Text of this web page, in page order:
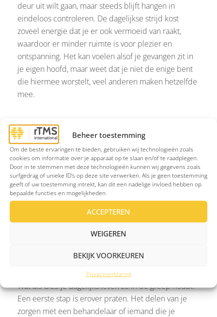
Beheer toestemming
Om de beste ervaringen te bieden, gebruiken wij technologieën zoals
cookies om informatie over je apparaat op te slaan en/of te raadplegen.
Door in te stemmen met deze technologieën kunnen wij gegevens zoals
surfgedrag of unieke ID's op deze site verwerken. Als je geen toestemming
geeft of uw toestemming intrekt, kan dit een nadelige invloed hebben op
bepaalde functies en mogelijkheden.
ACCEPTEREN
WEIGEREN
BEKIJK VOORKEUREN
Privacyverklaring
deur uit wilt gaan, maar steeds blijft hangen in
eindeloos controleren. De dagelijkse strijd kost
zoveel energie dat je er ook vermoeid van raakt,
waardoor er minder ruimte is voor plezier en
ontspanning. Het kan voelen alsof je gevangen zit in
je eigen hoofd, maar weet dat je niet de enige bent
die hiermee worstelt, veel anderen maken hetzelfde
mee.
Je bent niet alleen
Veel mensen metOCSschamen zich voor hun
klachten. Ze denken dat anderen hen “raar” of
overdreven vinden. Maar je bent absoluut niet de
enige. OCS komt vaker voor dan veel mensen
denken, en controledwang is een van de meest
voorkomende vormen. Het is geen zwakte of gebrek
aan wilskracht, maar een serieuze stoornis waarbij
Wat als OCS je dagelijks leven zo in de greep houdt?
Een eerste stap is erover praten. Het delen van je
zorgen met een behandelaar of iemand die je